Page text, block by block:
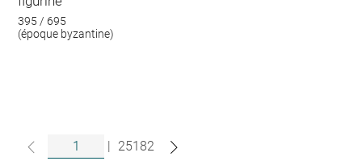
395 / 695
(époque byzantine)
| 25182